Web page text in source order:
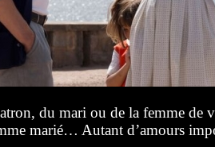
du mari ou de la femme de
marié… Autant d’amours